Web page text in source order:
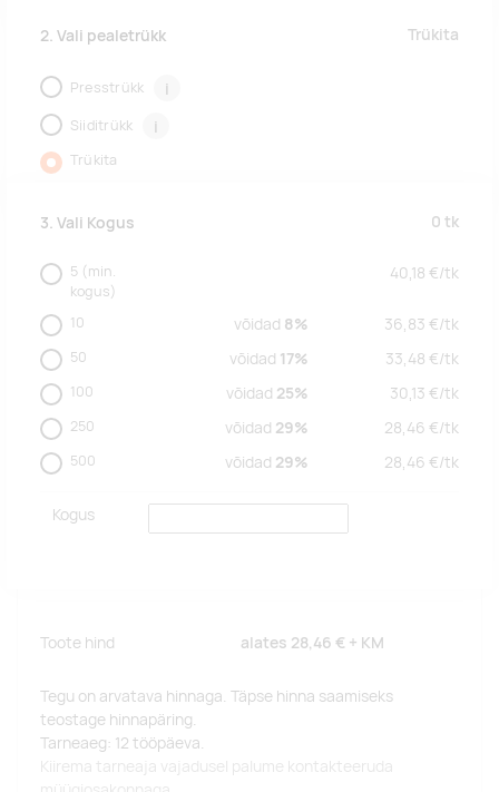
2. Vali pealetrükk Trükita
Presstrükk i
Siiditrükk i
Trükita
3. Vali Kogus 0 tk
5 (min.
kogus)
40,18 €/tk
10 võidad 8% 36,83 €/tk
50 võidad 17% 33,48 €/tk
100 võidad 25% 30,13 €/tk
250 võidad 29% 28,46 €/tk
500 võidad 29% 28,46 €/tk
Kogus
Toote hind alates 28,46 € + KM
Tegu on arvatava hinnaga. Täpse hinna saamiseks
teostage hinnapäring.
Tarneaeg: 12 tööpäeva.
Kiirema tarneaja vajadusel palume kontakteeruda